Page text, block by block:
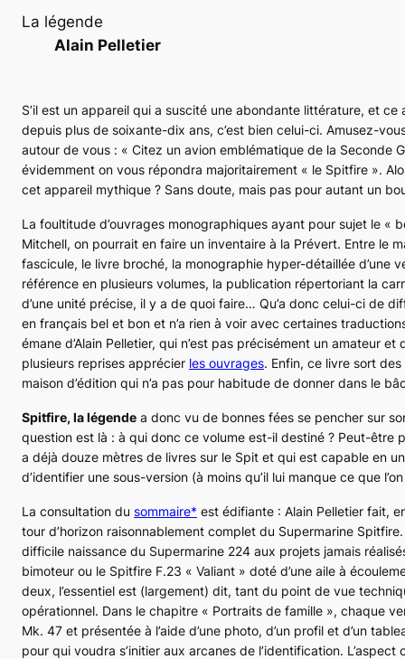
La légende
Alain Pelletier
S’il est un appareil qui a suscité une abondante littérature, et
depuis plus de soixante-dix ans, c’est bien celui-ci. Amusez-
autour de vous : « Citez un avion emblématique de la Seconde
évidemment on vous répondra majoritairement « le Spitfire ».
cet appareil mythique ? Sans doute, mais pas pour autant un
La foultitude d’ouvrages monographiques ayant pour sujet le «
Mitchell, on pourrait en faire un inventaire à la Prévert. Entre le
fascicule, le livre broché, la monographie hyper-détaillée d’une
référence en plusieurs volumes, la publication répertoriant la
d’une unité précise, il y a de quoi faire… Qu’a donc celui-ci de
en français bel et bon et n’a rien à voir avec certaines
émane d’Alain Pelletier, qui n’est pas précisément un amateur
plusieurs reprises apprécier les ouvrages. Enfin, ce livre sort
maison d’édition qui n’a pas pour habitude de donner dans le
Spitfire, la légende a donc vu de bonnes fées se pencher sur
question est là : à qui donc ce volume est-il destiné ? Peut-être
a déjà douze mètres de livres sur le Spit et qui est capable en
d’identifier une sous-version (à moins qu’il lui manque ce que
La consultation du sommaire* est édifiante : Alain Pelletier fait,
tour d’horizon raisonnablement complet du Supermarine Spitfire
difficile naissance du Supermarine 224 aux projets jamais
bimoteur ou le Spitfire F.23 « Valiant » doté d’une aile à
deux, l’essentiel est (largement) dit, tant du point de vue
opérationnel. Dans le chapitre « Portraits de famille », chaque
Mk. 47 et présentée à l’aide d’une photo, d’un profil et d’un
pour qui voudra s’initier aux arcanes de l’identification. L’aspect